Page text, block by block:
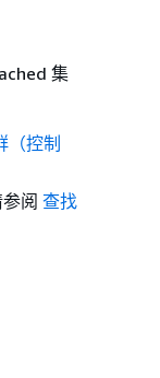
集
（控制
阅 查找